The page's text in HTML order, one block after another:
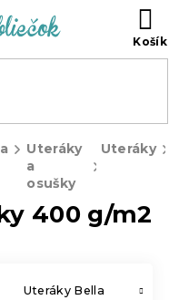
Uteráky
a
osušky
Uteráky
400 g/m2
Uteráky Bella